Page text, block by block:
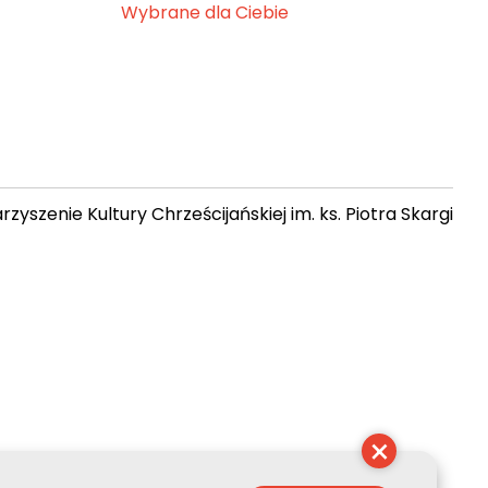
Wybrane dla Ciebie
Kultury Chrześcijańskiej im. ks. Piotra Skargi
×